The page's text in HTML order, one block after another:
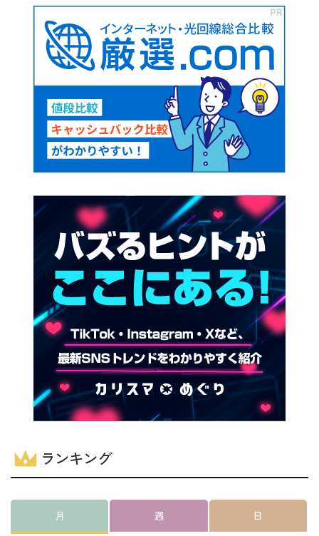
ランキング
月 週 日